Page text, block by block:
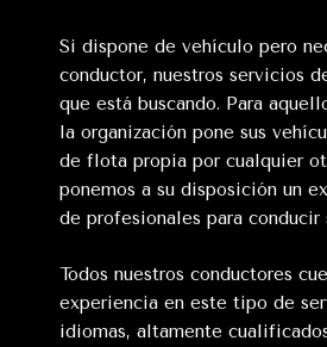
Si dispone de vehículo pero
conductor, nuestros servicios
que está buscando. Para
la organización pone sus
de flota propia por cualquier
ponemos a su disposición un
de profesionales para conducir
Todos nuestros conductores
experiencia en este tipo de
idiomas, altamente